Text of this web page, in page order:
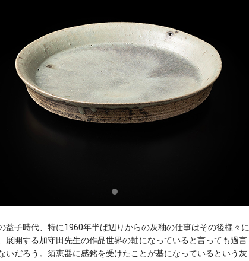
益子時代、特に1960年半ば辺りからの灰釉の仕事はその後様々に
展開する加守田先生の作品世界の軸になっていると言っても過言
いだろう。須恵器に感銘を受けたことが基になっているという灰